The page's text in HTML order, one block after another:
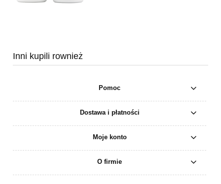
Inni kupili rownież
Pomoc
Dostawa i płatności
Moje konto
O firmie